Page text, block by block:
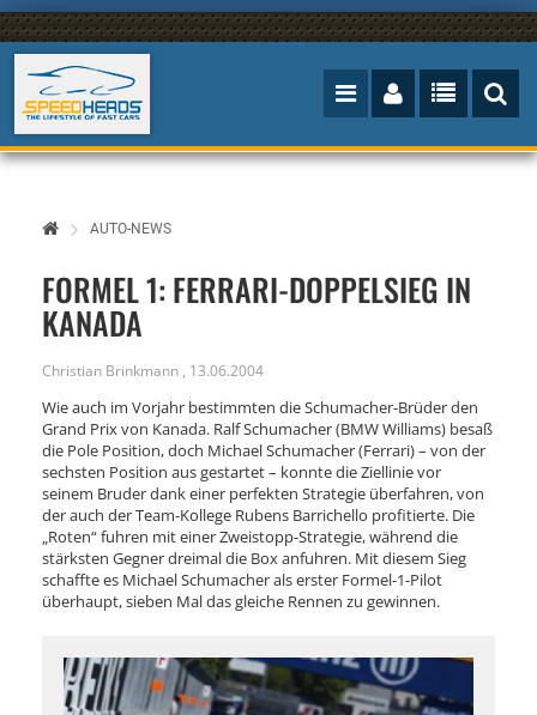
AUTO-NEWS
FORMEL 1: FERRARI-DOPPELSIEG IN
KANADA
Christian Brinkmann , 13.06.2004
Wie auch im Vorjahr bestimmten die Schumacher-Brüder den
Grand Prix von Kanada. Ralf Schumacher (BMW Williams) besaß
die Pole Position, doch Michael Schumacher (Ferrari) – von der
sechsten Position aus gestartet – konnte die Ziellinie vor
seinem Bruder dank einer perfekten Strategie überfahren, von
der auch der Team-Kollege Rubens Barrichello profitierte. Die
„Roten“ fuhren mit einer Zweistopp-Strategie, während die
stärksten Gegner dreimal die Box anfuhren. Mit diesem Sieg
schaffte es Michael Schumacher als erster Formel-1-Pilot
überhaupt, sieben Mal das gleiche Rennen zu gewinnen.